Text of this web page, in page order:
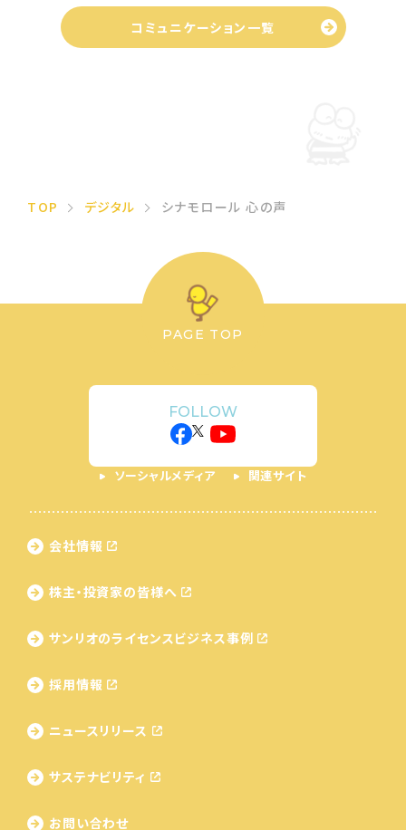
コミュニケーション一覧
TOP デジタル シナモロール 心の声
PAGE TOP
FOLLOW
ソーシャルメディア 関連サイト
会社情報
株主・投資家の皆様へ
サンリオのライセンスビジネス事例
採用情報
ニュースリリース
サステナビリティ
お問い合わせ